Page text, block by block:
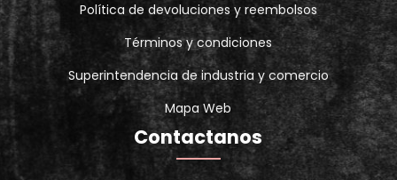
Política de devoluciones y reembolsos
Términos y condiciones
Superintendencia de industria y comercio
Mapa Web
Contactanos